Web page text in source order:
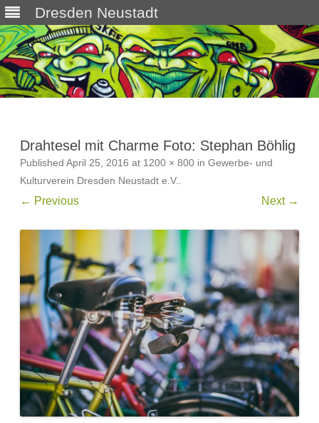
Dresden Neustadt
Drahtesel mit Charme Foto: Stephan Böhlig
Published April 25, 2016 at 1200 × 800 in Gewerbe- und
Kulturverein Dresden Neustadt e.V..
← Previous Next →